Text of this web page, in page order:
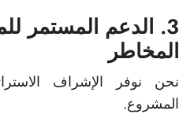
3. الدعم المستمر
المخاطر
نحن نوفر الإشراف
المشروع.